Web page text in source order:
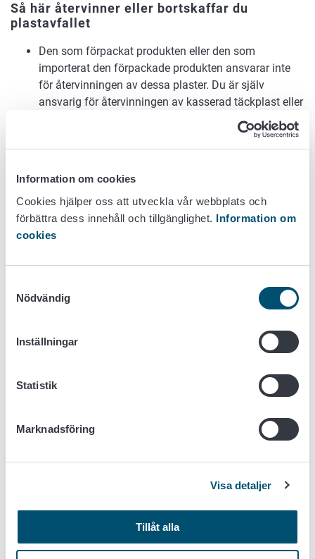
Information om cookies
Cookies hjälper oss att utveckla vår webbplats och
förbättra dess innehåll och tillgänglighet. Information om
cookies
Nödvändig
Inställningar
Statistik
Marknadsföring
Visa detaljer
Tillåt alla
Så här återvinner eller bortskaffar du
plastavfallet
Den som förpackat produkten eller den som
importerat den förpackade produkten ansvarar inte
för återvinningen av dessa plaster. Du är själv
ansvarig för återvinningen av kasserad täckplast eller
för att ordna hanteringen av detta avfall. Begagnade
plaster hör till energiavfallet, om det inte är möjligt att
återvinna dem.
näringsverksamhet, kontakta ett företag som
tillhandahåller avfallshanteringstjänster. Om du inte
får service från ett företag, kontakta den kommunala
avfallsanläggningen.
medlemmarna i MTK:s föreningar en
tillhandahålls även för jordbrukare som inte hör till
någon av MTK:s föreningar, men för dessa finns en
Suomen maatalousmuovien kierrätys Oy
utvecklar
återvinning av andra lantbruksplaster än sådana som
omfattas av producentansvar. Insamlingen inleds
Om du behöver mer information: